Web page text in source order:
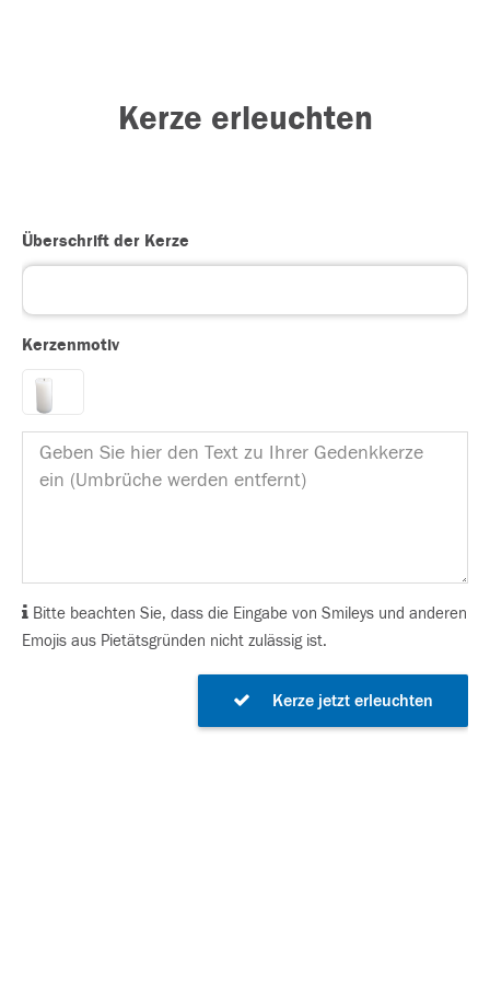
Kerze erleuchten
Überschrift der Kerze
Kerzenmotiv
Bitte beachten Sie, dass die Eingabe von Smileys und anderen
Emojis aus Pietätsgründen nicht zulässig ist.
Kerze jetzt erleuchten